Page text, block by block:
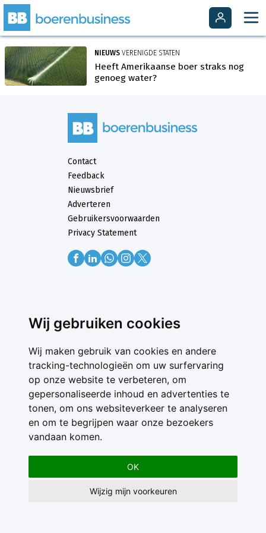
Wij gebruiken cookies
Wij maken gebruik van cookies en andere
tracking-technologieën om uw surfervaring
op onze website te verbeteren, om
gepersonaliseerde inhoud en advertenties te
tonen, om ons websiteverkeer te analyseren
en om te begrijpen waar onze bezoekers
vandaan komen.
OK
Wijzig mijn voorkeuren
NIEUWS VERENIGDE STATEN
Heeft Amerikaanse boer straks nog
genoeg water?
Contact
Feedback
Nieuwsbrief
Adverteren
Gebruikersvoorwaarden
Privacy Statement